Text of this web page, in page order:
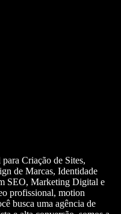
Criação de Sites,
de Marcas, Identidade
SEO, Marketing Digital e
profissional, motion
busca uma agência de